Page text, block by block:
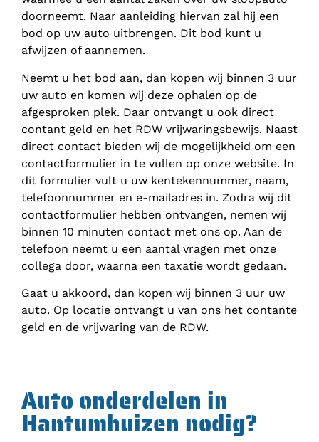
doorneemt. Naar aanleiding hiervan zal hij een
bod op uw auto uitbrengen. Dit bod kunt u
afwijzen of aannemen.
Neemt u het bod aan, dan kopen wij binnen 3 uur
uw auto en komen wij deze ophalen op de
afgesproken plek. Daar ontvangt u ook direct
contant geld en het RDW vrijwaringsbewijs. Naast
direct contact bieden wij de mogelijkheid om een
contactformulier in te vullen op onze website. In
dit formulier vult u uw kentekennummer, naam,
telefoonnummer en e-mailadres in. Zodra wij dit
contactformulier hebben ontvangen, nemen wij
binnen 10 minuten contact met ons op. Aan de
telefoon neemt u een aantal vragen met onze
collega door, waarna een taxatie wordt gedaan.
Gaat u akkoord, dan kopen wij binnen 3 uur uw
auto. Op locatie ontvangt u van ons het contante
geld en de vrijwaring van de RDW.
Auto onderdelen in
Hantumhuizen nodig?